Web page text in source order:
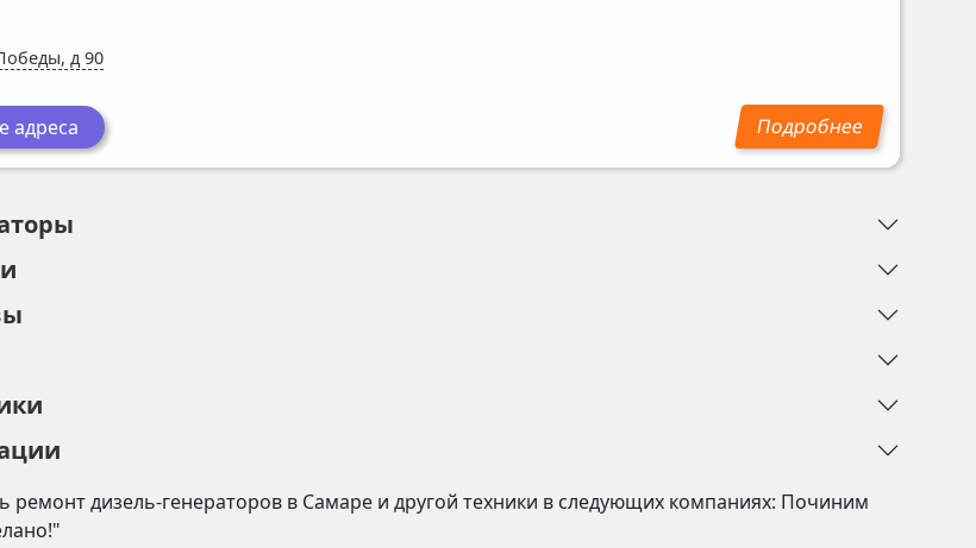
д 90
адреса
ремонтдизель-генераторов в Самаре и другой техники в следующих компаниях: Починим